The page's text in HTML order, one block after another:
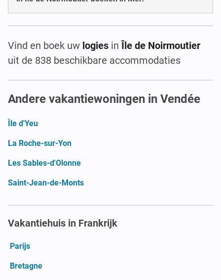
Vind en boek uw logies inÎle de Noirmoutier
uit de 838 beschikbare accommodaties
Andere vakantiewoningen in Vendée
Île d'Yeu
La Roche-sur-Yon
Les Sables-d'Olonne
Saint-Jean-de-Monts
Vakantiehuis in Frankrijk
Parijs
Bretagne